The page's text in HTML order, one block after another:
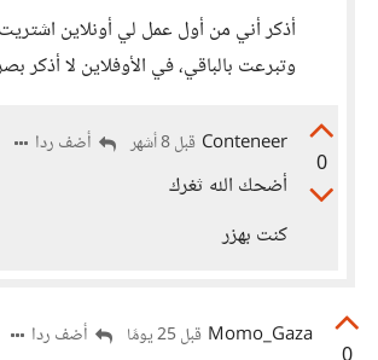
أذكر أني من أول عمل لي أونلاين
وتبرعت بالباقي، في الأوفلاين لا أذكر
0
Conteneer قبل 8 أشهر أضف ردا
أضحك الله ثغرك
كنت بهزر
Momo_Gaza قبل 25 يومًا أضف ردا